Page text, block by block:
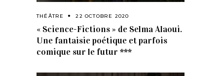
THÉÂTRE 22 OCTOBRE 2020
« Science-Fictions » de Selma Alaoui.
Une fantaisie poétique et parfois
comique sur le futur ***